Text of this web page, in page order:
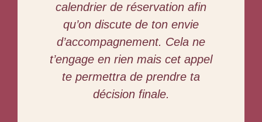
calendrier de réservation afin
qu’on discute de ton envie
d’accompagnement. Cela ne
t’engage en rien mais cet appel
te permettra de prendre ta
décision finale.